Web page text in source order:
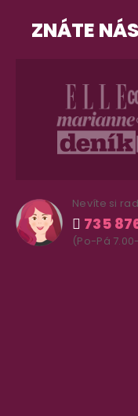
ZNÁTE
Nevíte si
735
(Po-Pá